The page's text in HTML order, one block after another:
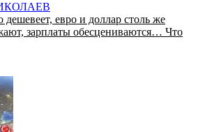
дешевеет, евро и доллар столь же
зарплаты обесцениваются… Что